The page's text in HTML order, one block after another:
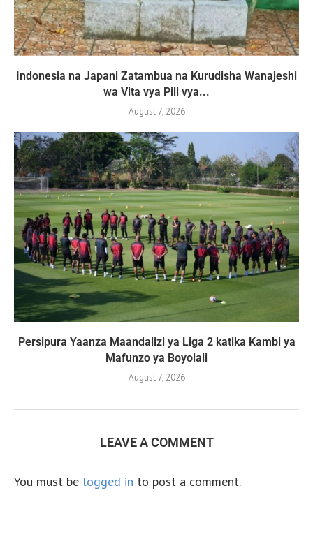
Indonesia na Japani Zatambua na Kurudisha Wanajeshi
wa Vita vya Pili vya...
August 7, 2026
Persipura Yaanza Maandalizi ya Liga 2 katika Kambi ya
Mafunzo ya Boyolali
August 7, 2026
LEAVE A COMMENT
You must be logged in to post a comment.